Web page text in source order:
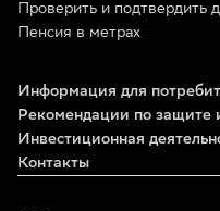
Проверить и подтвердить
Пенсия в метрах
Информация для
Рекомендации по защите
Инвестиционная
Контакты